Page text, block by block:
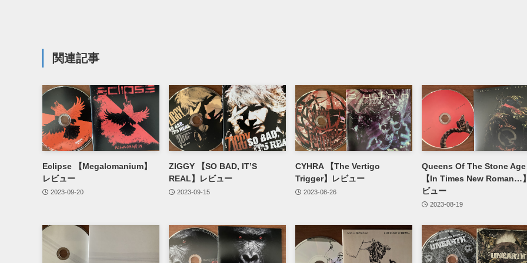
関連記事
Eclipse 【Megalomanium】
レビュー
2023-09-20
ZIGGY 【SO BAD, IT’S
REAL】レビュー
2023-09-15
CYHRA 【The Vertigo
Trigger】レビュー
2023-08-26
Queens Of The Stone Age
【In Times New Roman…
ビュー
2023-08-19